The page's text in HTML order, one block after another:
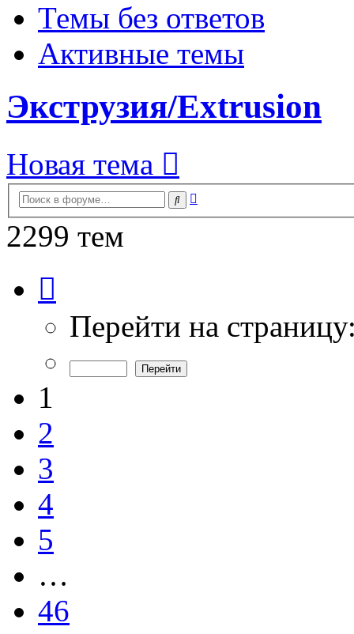
Темы без ответов
Активные темы
Экструзия/Extrusion
Новая тема
Поиск
2299 тем
из
Перейти на
1
2
3
4
5
…
46